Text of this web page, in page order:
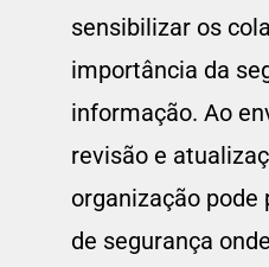
sensibilizar os
importância da
informação. Ao
revisão e
organização
de segurança